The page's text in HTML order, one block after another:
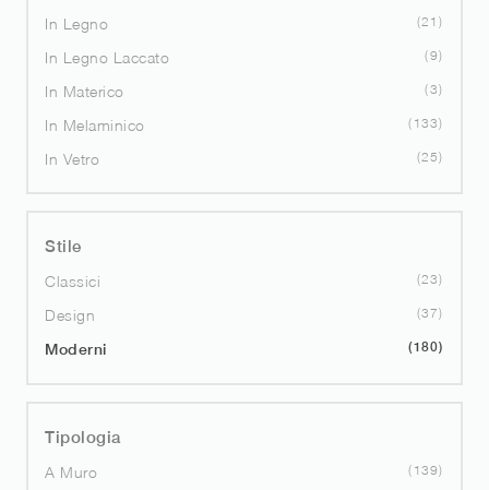
In Legno 21
In Legno Laccato 9
In Materico 3
In Melaminico 133
In Vetro 25
Stile
Classici
23
Design 37
Moderni 180
Tipologia
A Muro
139